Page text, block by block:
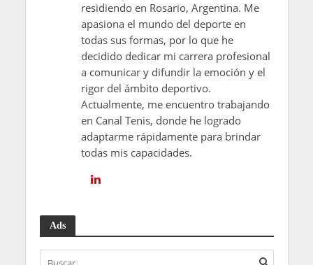
residiendo en Rosario, Argentina. Me
apasiona el mundo del deporte en
todas sus formas, por lo que he
decidido dedicar mi carrera profesional
a comunicar y difundir la emoción y el
rigor del ámbito deportivo.
Actualmente, me encuentro trabajando
en Canal Tenis, donde he logrado
adaptarme rápidamente para brindar
todas mis capacidades.
Ads